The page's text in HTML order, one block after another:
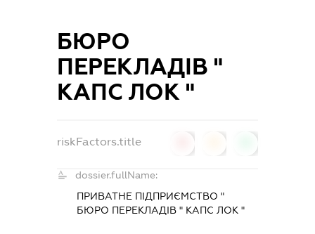
БЮРО
ПЕРЕКЛАДІВ "
КАПС ЛОК "
riskFactors.title
dossier.fullName:
ПРИВАТНЕ ПІДПРИЄМСТВО "
БЮРО ПЕРЕКЛАДІВ " КАПС ЛОК "